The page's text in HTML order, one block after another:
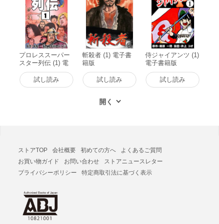
プロレススーパー
スター列伝 (1) 電
子書籍版
試し読み
斬殺者 (1) 電子書
籍版
試し読み
侍ジャイアンツ (1)
電子書籍版
試し読み
ストアTOP 会社概要 初めての方へ
よくあるご質問
お買い物ガイド
お問い合わせ
ストアニュースレター
プライバシーポリシー
特定商取引法に基づく表示